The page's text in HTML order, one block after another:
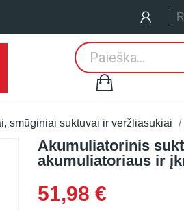
smūginiai suktuvai ir veržliasukiai
Akumuliatorinis
akumuliatoriaus ir
51,98 €